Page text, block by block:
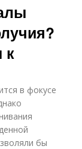
к
в фокусе
бы